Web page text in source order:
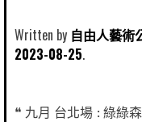
Written by 自由人藝術
2023-08-25
❝ 九月 台北場 : 綠綠